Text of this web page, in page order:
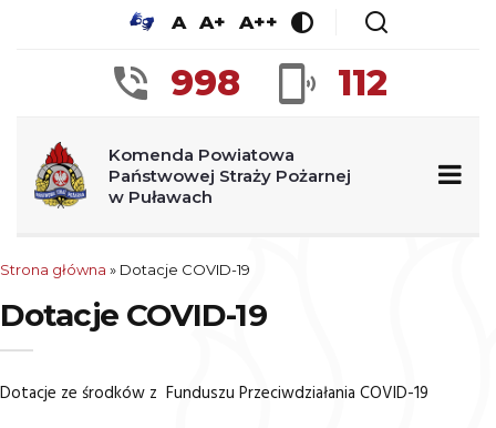
A A+ A++
998 112
Komenda Powiatowa
Państwowej Straży Pożarnej
w Puławach
Strona główna » Dotacje COVID-19
Dotacje COVID-19
Dotacje ze środków z Funduszu Przeciwdziałania COVID-19